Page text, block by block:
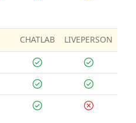
CHATLAB LIVEPERSON